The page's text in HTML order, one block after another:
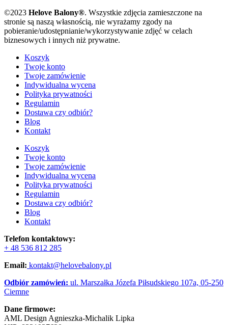
©2023 Helove Balony®. Wszystkie zdjęcia zamieszczone na
stronie są naszą własnością, nie wyrażamy zgody na
pobieranie/udostępnianie/wykorzystywanie zdjęć w celach
biznesowych i innych niż prywatne.
Koszyk
Twoje konto
Twoje zamówienie
Indywidualna wycena
Polityka prywatności
Regulamin
Dostawa czy odbiór?
Blog
Kontakt
Koszyk
Twoje konto
Twoje zamówienie
Indywidualna wycena
Polityka prywatności
Regulamin
Dostawa czy odbiór?
Blog
Kontakt
Telefon kontaktowy:
+ 48 536 812 285
Email: kontakt@helovebalony.pl
Odbiór zamówień: ul. Marszałka Józefa Piłsudskiego 107a, 05-250
Ciemne
Dane firmowe:
AML Design Agnieszka-Michalik Lipka